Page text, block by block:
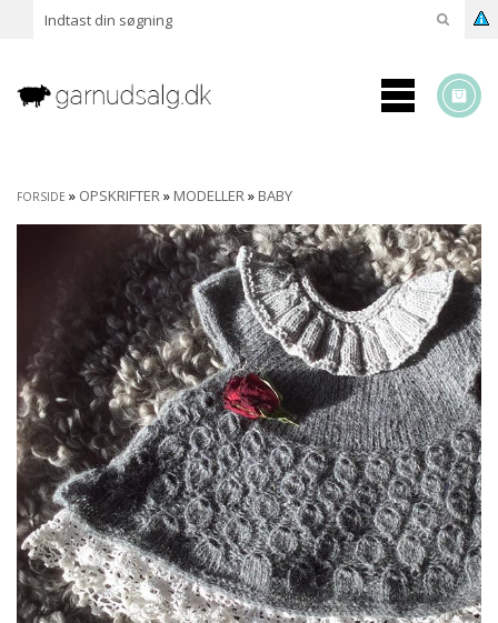
FORSIDE » OPSKRIFTER» MODELLER» BABY